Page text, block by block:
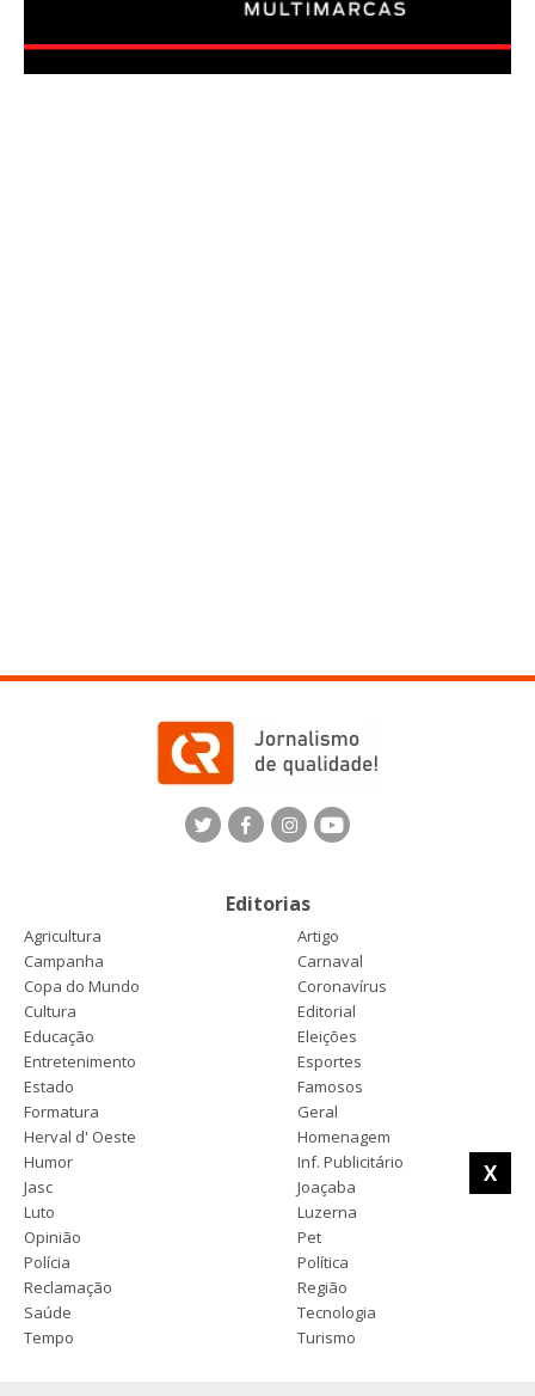
X
Editorias
Agricultura
Artigo
Campanha
Carnaval
Copa do Mundo
Coronavírus
Cultura
Editorial
Educação
Eleições
Entretenimento
Esportes
Estado
Famosos
Formatura
Geral
Herval d' Oeste
Homenagem
Humor
Inf. Publicitário
Jasc
Joaçaba
Luto
Luzerna
Opinião
Pet
Polícia
Política
Reclamação
Região
Saúde
Tecnologia
Tempo
Turismo